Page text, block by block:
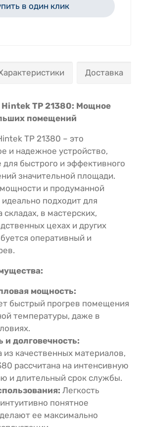
в один клик
Доставка
TP 21380: Мощное
помещений
TP 21380 – это
и надежное устройство,
для быстрого и эффективного
значительной площади.
и продуманной
подходит для
складах, в мастерских,
цехах и других
оперативный и
мощность:
быстрый прогрев помещения
температуры, даже в
и долговечность:
из качественных материалов,
рассчитана на интенсивную
и длительный срок службы.
Легкость
понятное
ее максимально